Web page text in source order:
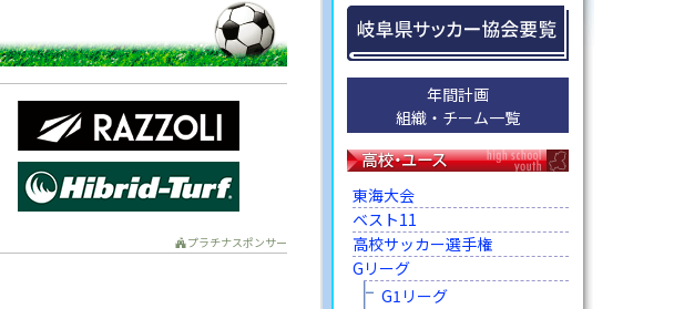
プラチナスポンサー
年間計画
組織・チーム一覧
東海大会
ベスト11
高校サッカー選手権
Gリーグ
G1リーグ